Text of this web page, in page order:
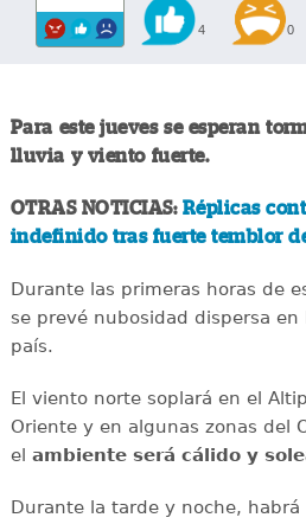
4 0
Para este jueves se esperan
lluvia y viento fuerte.
OTRAS NOTICIAS: Réplicas
indefinido tras fuerte temblor
Durante las primeras horas de
se prevé nubosidad dispersa
país.
El viento norte soplará en el
Oriente y en algunas zonas del
el ambiente será cálido y
Durante la tarde y noche,